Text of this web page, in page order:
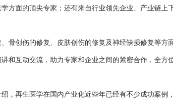
方面的顶尖专家；还有来自行业领先企业、产业链上
骨创伤的修复、皮肤创伤的修复及神经缺损修复等
和互动交流，助力专家和企业之间的紧密合作，全
，再生医学在国内产业化近些年已经有不少成功案例